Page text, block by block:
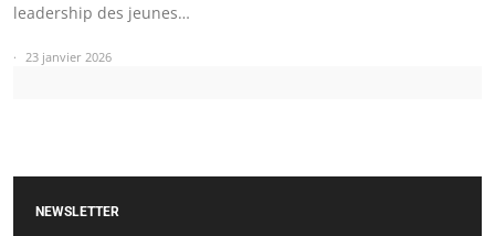
leadership des jeunes…
23 janvier 2026
NEWSLETTER